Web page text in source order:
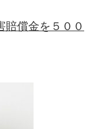
賠償金を５００